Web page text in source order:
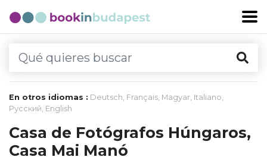
En otros idiomas : Deutsch, Français, Magyar, Italiano,
Русский, English
Casa de Fotógrafos Húngaros,
Casa Mai Manó